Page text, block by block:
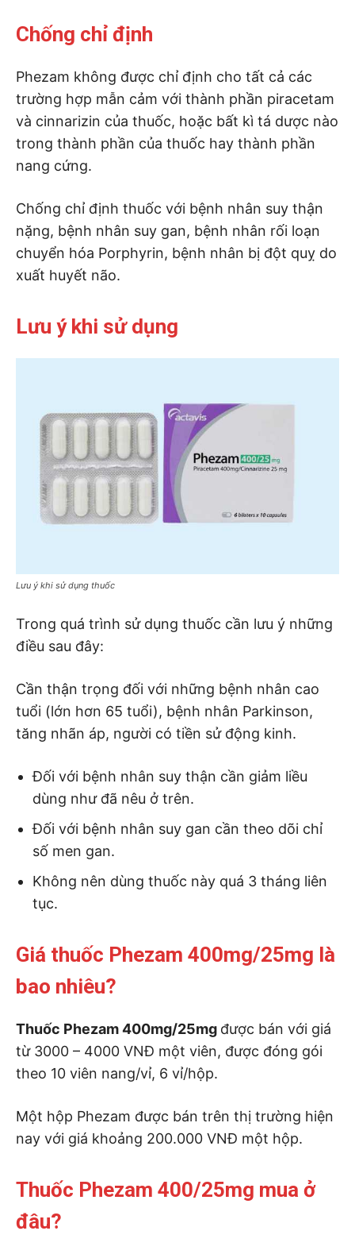
Chống chỉ định
Phezam không được chỉ định cho tất cả các
trường hợp mẫn cảm với thành phần piracetam
và cinnarizin của thuốc, hoặc bất kì tá dược nào
trong thành phần của thuốc hay thành phần
nang cứng.
Chống chỉ định thuốc với bệnh nhân suy thận
nặng, bệnh nhân suy gan, bệnh nhân rối loạn
chuyển hóa Porphyrin, bệnh nhân bị đột quỵ do
xuất huyết não.
Lưu ý khi sử dụng
Lưu ý khi sử dụng thuốc
Trong quá trình sử dụng thuốc cần lưu ý những
điều sau đây:
Cần thận trọng đối với những bệnh nhân cao
tuổi (lớn hơn 65 tuổi), bệnh nhân Parkinson,
tăng nhãn áp, người có tiền sử động kinh.
Đối với bệnh nhân suy thận cần giảm liều
dùng như đã nêu ở trên.
Đối với bệnh nhân suy gan cần theo dõi chỉ
số men gan.
Không nên dùng thuốc này quá 3 tháng liên
tục.
Giá thuốc Phezam 400mg/25mg là
bao nhiêu?
Thuốc Phezam 400mg/25mg được bán với giá
từ 3000 – 4000 VNĐ một viên, được đóng gói
theo 10 viên nang/vỉ, 6 vỉ/hộp.
Một hộp Phezam được bán trên thị trường hiện
nay với giá khoảng 200.000 VNĐ một hộp.
Thuốc Phezam 400/25mg mua ở
đâu?